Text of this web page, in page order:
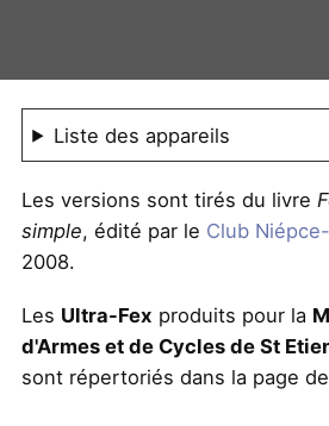
Liste des appareils
Les versions sont tirés du livre
simple, édité par le Club
2008.
Les Ultra-Fex produits pour la
d'Armes et de Cycles de St
sont répertoriés dans la page